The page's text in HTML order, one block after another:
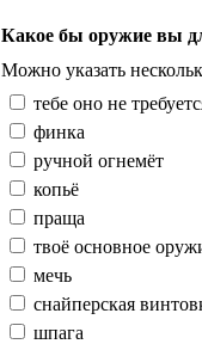
Какое бы оружие вы
Можно указать
тебе оно не
финка
ручной огнемёт
копьё
праща
твоё основное
мечь
снайперская
шпага